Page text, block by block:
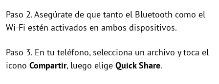
Paso 2. Asegúrate de que tanto el Bluetooth como el
Wi-Fi estén activados en ambos dispositivos.
Paso 3. En tu teléfono, selecciona un archivo y toca el
icono Compartir, luego elige Quick Share.